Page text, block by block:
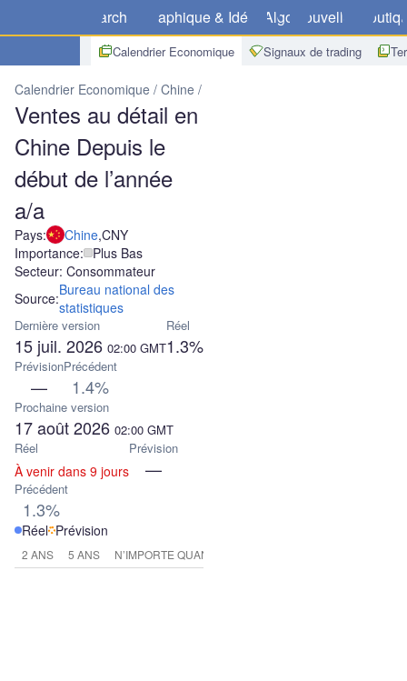
Marchés Graphique & Idées Algo Nouvelles
Calendrier Economique Signaux de trading
Calendrier Economique Chine
Ventes au détail en
Chine Depuis le
début de l’année
a/a
Pays: Chine,CNY
Importance: Plus Bas
Secteur: Consommateur
Source:Bureau national des
statistiques
Dernière version
15 juil. 2026 02:00 GMT
Réel
1.3%
Prévision
—
Précédent
1.4%
Prochaine version
17 août 2026 02:00 GMT
Réel
À venir dans 9 jours
Prévision
—
Précédent
1.3%
Réel Prévision
2 ANS 5 ANS N’IMPORTE QUAND